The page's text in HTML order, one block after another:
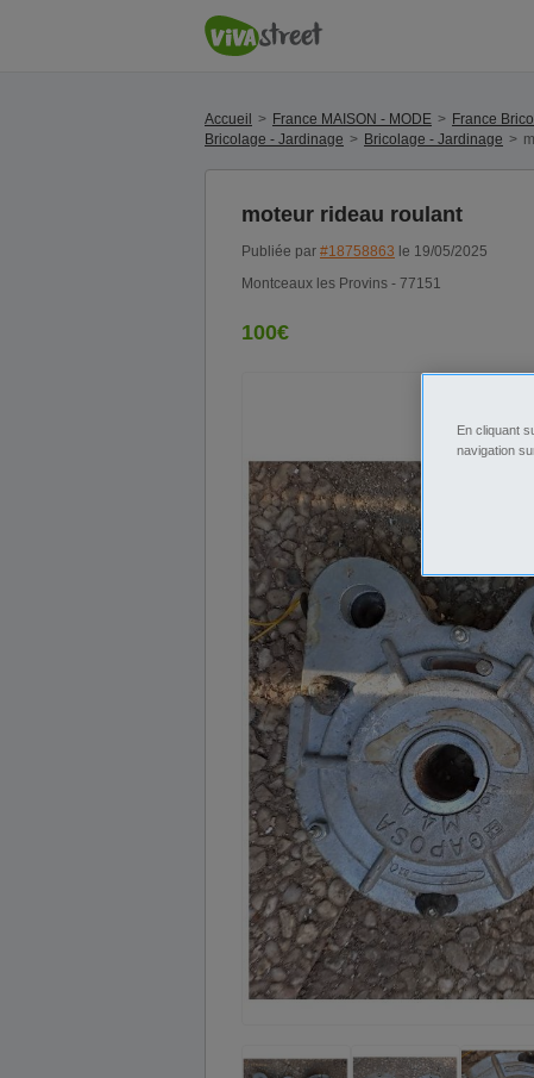
Accueil France MAISON - MODE France
Bricolage - Jardinage
Bricolage - Jardinage
moteur rideau roulant
Publiée par #18758863 le 19/05/2025
Montceaux les Provins - 77151
100€
En cliquant
navigation